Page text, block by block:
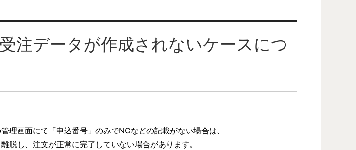
注データが作成されないケースにつ
理画面にて「申込番号」のみでNGなどの記載がない場合は、
脱し、注文が正常に完了していない場合があります。